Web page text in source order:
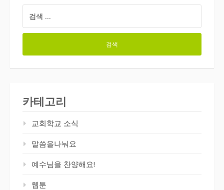
색:
카테고리
교회학교 소식
말씀을나눠요
예수님을 찬양해요!
웹툰